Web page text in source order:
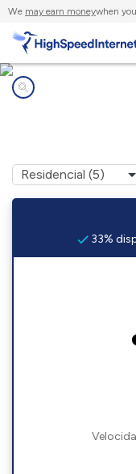
We may earn moneywhen
33%